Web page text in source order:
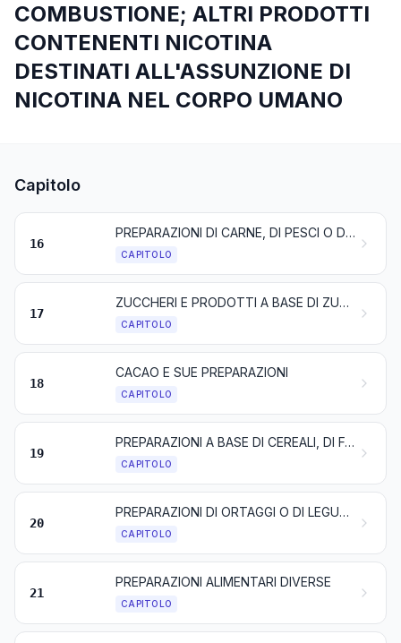
COMBUSTIONE; ALTRI PRODOTTI
CONTENENTI NICOTINA
DESTINATI ALL'ASSUNZIONE DI
NICOTINA NEL CORPO UMANO
Capitolo
16
PREPARAZIONI DI CARNE, DI PESCI O DI CROSTACEI, DI MOLLUSCHI O DI ALTRI INVERTEBRATI ACQUATICI, O DI INSETTI
CAPITOLO
17
ZUCCHERI E PRODOTTI A BASE DI ZUCCHERI
CAPITOLO
18
CACAO E SUE PREPARAZIONI
CAPITOLO
19
PREPARAZIONI A BASE DI CEREALI, DI FARINE, DI AMIDI, DI FECOLE O DI LATTE; PRODOTTI DELLA PASTICCERIA
CAPITOLO
20
PREPARAZIONI DI ORTAGGI O DI LEGUMI, DI FRUTTA, DI FRUTTA A GUSCIO O DI ALTRE PARTI DI PIANTE
CAPITOLO
21
PREPARAZIONI ALIMENTARI DIVERSE
CAPITOLO